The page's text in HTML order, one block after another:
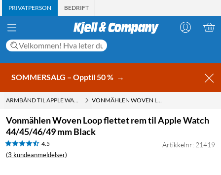
PRIVATPERSON BEDRIFT
SOMMERSALG – Opptil 50 % →
ARMBÅND TIL APPLE WATCH VONMÄHLEN WOVEN LOOP FLETTET REM TIL APPLE WATCH 44/45/46/49 MM BLACK
Vonmählen Woven Loop flettet rem til Apple Watch
44/45/46/49 mm Black
4.5
(3 kundeanmeldelser)
Artikkelnr: 21419